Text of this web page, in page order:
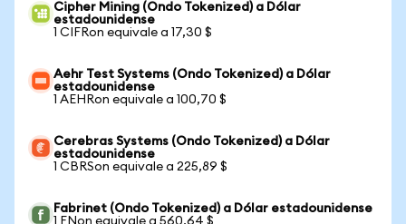
Cipher Mining (Ondo Tokenized) a Dólar
estadounidense
1 CIFRon equivale a 17,30 $
Aehr Test Systems (Ondo Tokenized) a Dólar
estadounidense
1 AEHRon equivale a 100,70 $
Cerebras Systems (Ondo Tokenized) a Dólar
estadounidense
1 CBRSon equivale a 225,89 $
Fabrinet (Ondo Tokenized) a Dólar estadounidense
1 FNon equivale a 560,64 $